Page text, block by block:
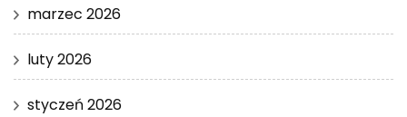
marzec 2026
luty 2026
styczeń 2026